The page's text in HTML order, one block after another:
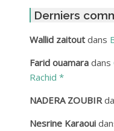
ABDAT Amar
ABDEDDAIM Hamid
ABDELAZIZ
ABDELHAFID Lakhdar
ABDELHOUHAB
Derniers
Wallid zaitoutdans
Farid ouamaradans
Rachid *
NADERA ZOUBIR
Nesrine Karaoui